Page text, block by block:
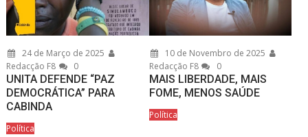
24 de Março de 2025
Redacção F8
0
UNITA DEFENDE “PAZ
DEMOCRÁTICA” PARA
CABINDA
Política
10 de Novembro de 2025
Redacção F8
0
MAIS LIBERDADE, MAIS
FOME, MENOS SAÚDE
Política